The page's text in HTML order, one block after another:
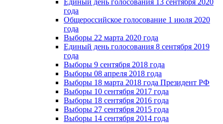
Единый день голосования 13 сентября 2020
года
Общероссийское голосование 1 июля 2020
года
Выборы 22 марта 2020 года
Единый день голосования 8 сентября 2019
года
Выборы 9 сентября 2018 года
Выборы 08 апреля 2018 года
Выборы 18 марта 2018 года Президент РФ
Выборы 10 сентября 2017 года
Выборы 18 сентября 2016 года
Выборы 27 сентября 2015 года
Выборы 14 сентября 2014 года